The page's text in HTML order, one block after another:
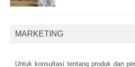
MARKETING
Untuk kоnsultаsі tеntаng рrоduk dаn